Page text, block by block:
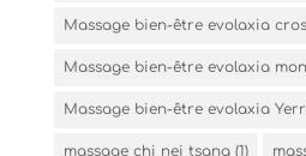
Massage bien-être evolaxia
Massage bien-être evolaxia
Massage bien-être evolaxia
massage chi nei tsang(1)